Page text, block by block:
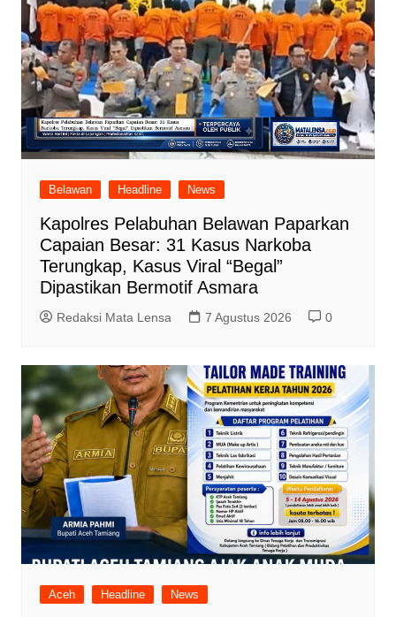
Belawan Headline News
Kapolres Pelabuhan Belawan Paparkan
Capaian Besar: 31 Kasus Narkoba
Terungkap, Kasus Viral “Begal”
Dipastikan Bermotif Asmara
Redaksi Mata Lensa 7 Agustus 2026 0
Aceh Headline News